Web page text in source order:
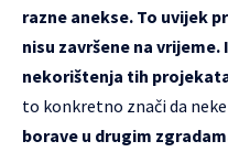
razne anekse. To uvijek
nisu završene na
nekorištenja tih
to konkretno znači da neke
borave u drugim